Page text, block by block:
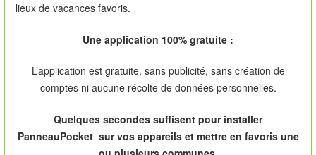
lieux de vacances favoris.
Une application 100% gratuite :
L’application est gratuite, sans publicité, sans création de
comptes ni aucune récolte de données personnelles.
Quelques secondes suffisent pour installer
PanneauPocket sur vos appareils et mettre en favoris une